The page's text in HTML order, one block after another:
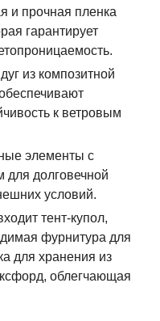
и прочная пленка
гарантирует
из композитной
к ветровым
элементы с
для долговечной
условий.
тент-купол,
фурнитура для
для хранения из
облегчающая